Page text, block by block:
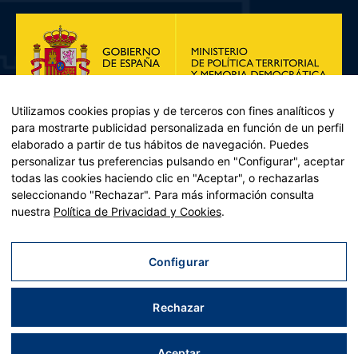
Plan de Recuperación, Transformación y Resiliencia – Financiado por
Recuperación y resiliencia, establecido por el Reglamento (UE)
2021/241 del Parlamento Europeo y del Consejo, de 12 de febrero
Aviso legal|Política de privacidad|Política de cookies|Accesibilidad|Mapa web
| Desarrollado porTrestristes
Utilizamos cookies propias y de terceros con fines analíticos y
para mostrarte publicidad personalizada en función de un perfil
elaborado a partir de tus hábitos de navegación. Puedes
personalizar tus preferencias pulsando en "Configurar", aceptar
todas las cookies haciendo clic en "Aceptar", o rechazarlas
seleccionando "Rechazar". Para más información consulta
nuestra Política de Privacidad y Cookies.
Configurar
Rechazar